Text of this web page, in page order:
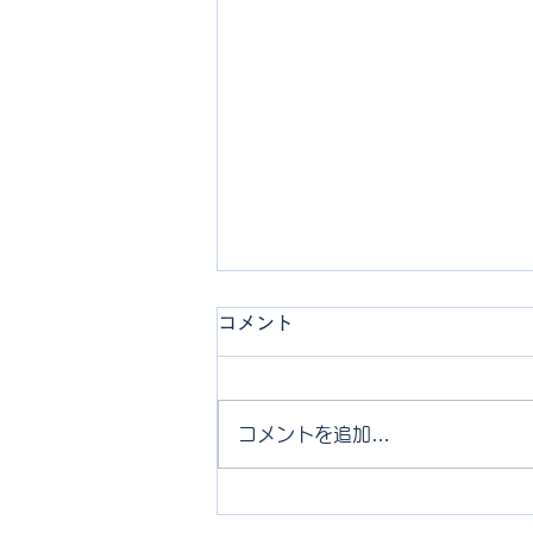
通関業者の見分け方 ～価格の
コメント
コメントを追加…